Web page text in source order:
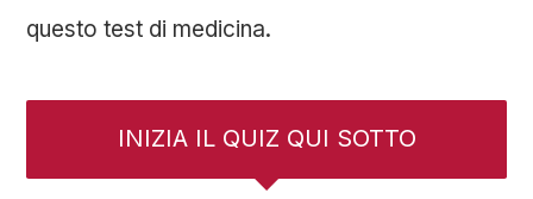
questo test di medicina.
INIZIA IL QUIZ QUI SOTTO